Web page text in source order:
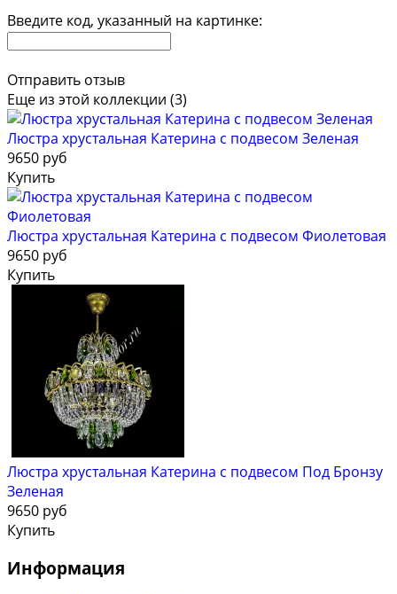
Введите код, указанный на картинке:
Отправить отзыв
Еще из этой коллекции (3)
Люстра хрустальная Катерина с подвесом Зеленая
9650 руб
Купить
Люстра хрустальная Катерина с подвесом Фиолетовая
9650 руб
Купить
Люстра хрустальная Катерина с подвесом Под Бронзу
Зеленая
9650 руб
Купить
Информация